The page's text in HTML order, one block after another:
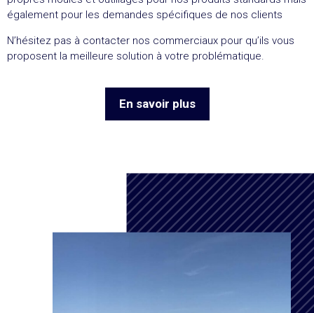
également pour les demandes spécifiques de nos clients
N’hésitez pas à contacter nos commerciaux pour qu’ils vous
proposent la meilleure solution à votre problématique.
En savoir plus